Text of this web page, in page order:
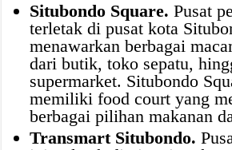
Situbondo Square. Pusat
terletak di pusat kota
menawarkan berbagai
dari butik, toko sepatu,
supermarket. Situbondo
memiliki food court yang
berbagai pilihan makanan
Transmart Situbondo.